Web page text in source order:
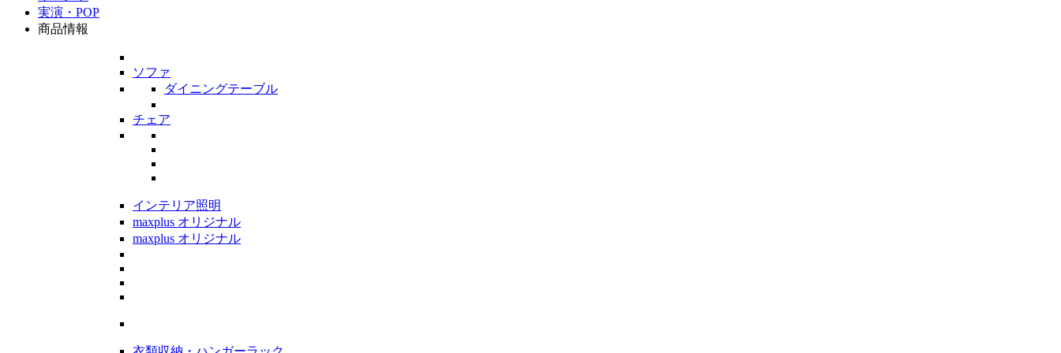
実演・POP
商品情報
ソファ
ダイニングテーブル
チェア
インテリア照明
maxplus オリジナル
maxplus オリジナル